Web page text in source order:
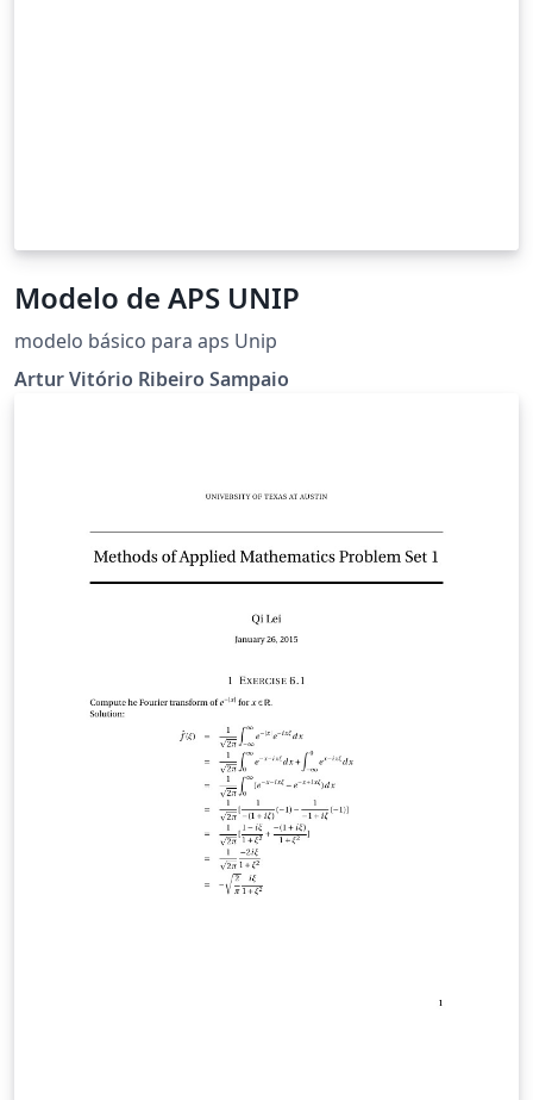
Modelo de APS UNIP
modelo básico para aps Unip
Artur Vitório Ribeiro Sampaio